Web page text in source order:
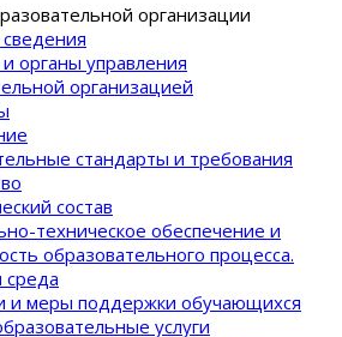
организации
органы управления
организацией
стандарты и требования
состав
техническое обеспечение и
образовательного процеcса.
среда
и меры поддержки обучающихся
услуги